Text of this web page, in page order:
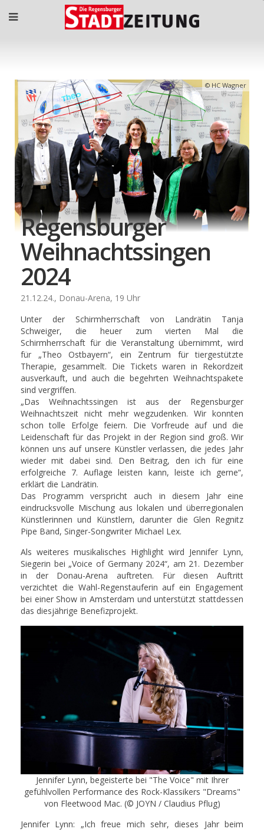
HC Wagner
Regensburger
Weihnachtssingen
2024
21.12.24., Donau-Arena, 19 Uhr
Unter der Schirmherrschaft von Landrätin Tanja
Schweiger, die heuer zum vierten Mal die
Schirmherrschaft für die Veranstaltung übernimmt, wird
für „Theo Ostbayern“, ein Zentrum für tiergestützte
Therapie, gesammelt. Die Tickets waren in Rekordzeit
ausverkauft, und auch die begehrten Weihnachtspakete
sind vergriffen.
„Das Weihnachtssingen ist aus der Regensburger
Weihnachtszeit nicht mehr wegzudenken. Wir konnten
schon tolle Erfolge feiern. Die Vorfreude auf und die
Leidenschaft für das Projekt in der Region sind groß. Wir
können uns auf unsere Künstler verlassen, die jedes Jahr
wieder mit dabei sind. Den Beitrag, den ich für eine
erfolgreiche 7. Auflage leisten kann, leiste ich gerne“,
erklärt die Landrätin.
Das Programm verspricht auch in diesem Jahr eine
eindrucksvolle Mischung aus lokalen und überregionalen
Künstlerinnen und Künstlern, darunter die Glen Regnitz
Pipe Band, Singer-Songwriter Michael Lex.
Als weiteres musikalisches Highlight wird Jennifer Lynn,
Siegerin bei „Voice of Germany 2024“, am 21. Dezember
in der Donau-Arena auftreten. Für diesen Auftritt
verzichtet die Wahl-Regenstauferin auf ein Engagement
bei einer Show in Amsterdam und unterstützt stattdessen
das diesjährige Benefizprojekt.
Jennifer Lynn, begeisterte bei "The Voice" mit Ihrer
gefühlvollen Performance des Rock-Klassikers "Dreams"
von Fleetwood Mac. (© JOYN / Claudius Pflug)
Jennifer Lynn: „Ich freue mich sehr, dieses Jahr beim